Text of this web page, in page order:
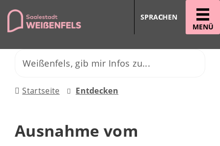
MENÜ
SPRACHEN
Startseite Entdecken
Ausnahme vom